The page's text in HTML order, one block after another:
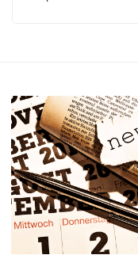
Japanese
English